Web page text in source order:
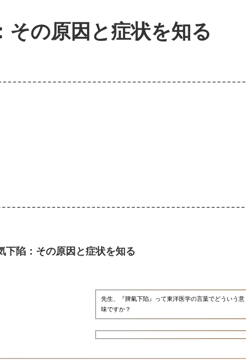
その原因と症状を知る
下陷：その原因と症状を知る
先生、『脾氣下陷』って東洋医学の言葉でどういう意
味ですか？